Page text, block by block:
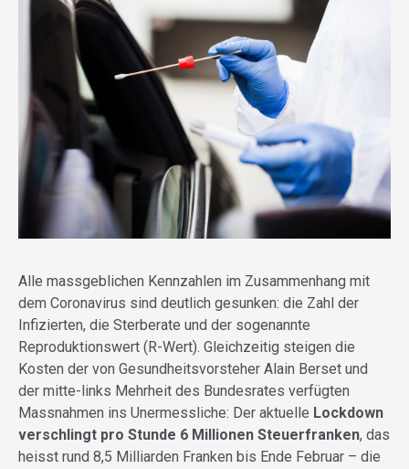
Alle massgeblichen Kennzahlen im Zusammenhang mit
dem Coronavirus sind deutlich gesunken: die Zahl der
Infizierten, die Sterberate und der sogenannte
Reproduktionswert (R-Wert). Gleichzeitig steigen die
Kosten der von Gesundheitsvorsteher Alain Berset und
der mitte-links Mehrheit des Bundesrates verfügten
Massnahmen ins Unermessliche: Der aktuelle Lockdown
verschlingt pro Stunde 6 Millionen Steuerfranken, das
heisst rund 8,5 Milliarden Franken bis Ende Februar – die